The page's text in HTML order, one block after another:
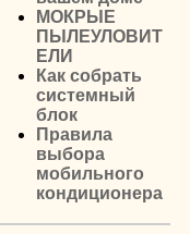
МОКРЫЕ
ПЫЛЕУЛОВИТ
ЕЛИ
Как собрать
системный
блок
Правила
выбора
мобильного
кондиционера